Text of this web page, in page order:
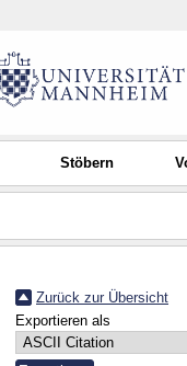
Stöbern
Zurück zur Übersicht
Exportieren als